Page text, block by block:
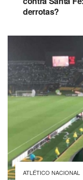
derrotas?
ATLÉTICO NACIONAL